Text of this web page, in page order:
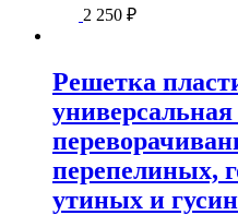
2 250 ₽
Решетка
перепелиных,
утиных и